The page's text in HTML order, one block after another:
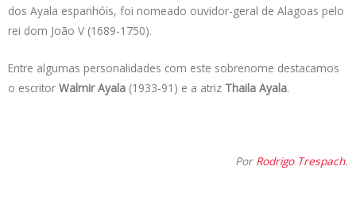
dos Ayala espanhóis, foi nomeado ouvidor-geral de Alagoas pelo
rei dom João V (1689-1750).
Entre algumas personalidades com este sobrenome destacamos
o escritor Walmir Ayala (1933-91) e a atriz Thaila Ayala.
Por Rodrigo Trespach.